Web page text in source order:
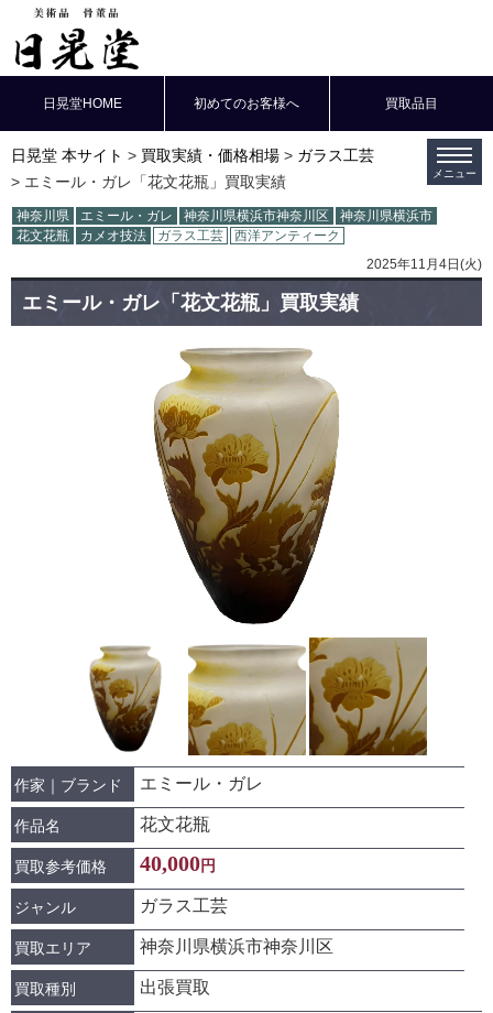
日晃堂HOME 初めてのお客様へ 買取品目
日晃堂 本サイト 買取実績・価格相場
ガラス工芸
エミール・ガレ「花文花瓶」買取実績
神奈川県 エミール・ガレ 神奈川県横浜市神奈川区
神奈川県横浜市
花文花瓶
カメオ技法 ガラス工芸
西洋アンティーク
2025年11月4日(火)
エミール・ガレ「花文花瓶」買取実績
作家｜ブランド エミール・ガレ
作品名 花文花瓶
買取参考価格 40,000円
ジャンル ガラス工芸
買取エリア 神奈川県横浜市神奈川区
買取種別 出張買取